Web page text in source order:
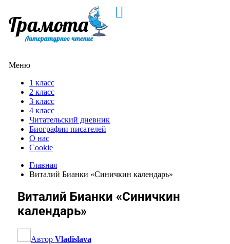
Меню
1 класс
2 класс
3 класс
4 класс
Читательский дневник
Биографии писателей
О нас
Cookie
Главная
Виталий Бианки «Синичкин календарь»
Виталий Бианки «Синичкин
календарь»
Автор Vladislava